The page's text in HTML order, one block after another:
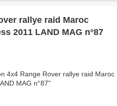
rallye raid Maroc
2011 LAND MAG n°87